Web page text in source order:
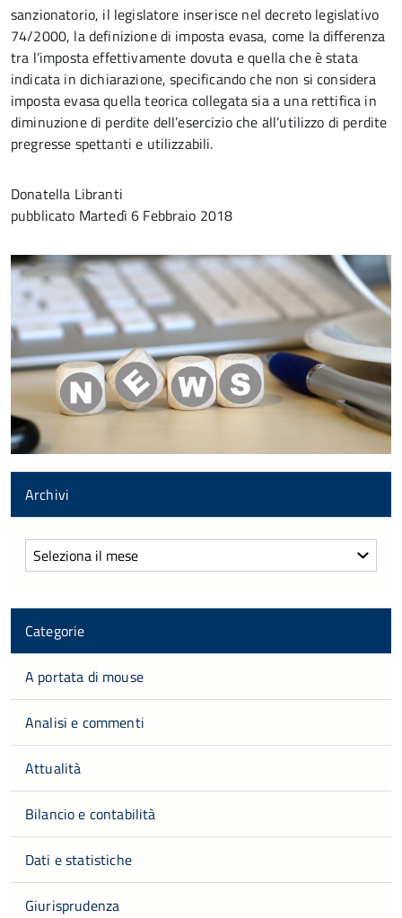
sanzionatorio, il legislatore inserisce nel decreto legislativo
74/2000, la definizione di imposta evasa, come la differenza
tra l’imposta effettivamente dovuta e quella che è stata
indicata in dichiarazione, specificando che non si considera
imposta evasa quella teorica collegata sia a una rettifica in
diminuzione di perdite dell’esercizio che all’utilizzo di perdite
pregresse spettanti e utilizzabili.
Donatella Libranti
pubblicato Martedì 6 Febbraio 2018
Archivi
Archivi
Categorie
A portata di mouse
Analisi e commenti
Attualità
Bilancio e contabilità
Dati e statistiche
Giurisprudenza